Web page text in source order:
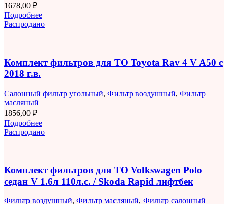
1678,00 ₽
Подробнее
Распродано
Комплект фильтров для ТО Toyota Rav 4 V A50 с
2018 г.в.
Салонный фильтр угольный, Фильтр воздушный, Фильтр
масляный
1856,00 ₽
Подробнее
Распродано
Комплект фильтров для ТО Volkswagen Polo
седан V 1.6л 110л.с. / Skoda Rapid лифтбек
Фильтр воздушный, Фильтр масляный, Фильтр салонный